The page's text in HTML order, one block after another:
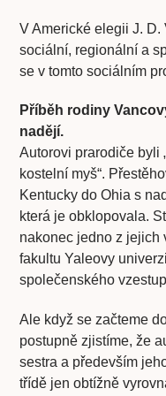
V Americké elegii J.
sociální, regionální a
se v tomto sociálním
Příběh rodiny
nadějí.
Autorovi prarodiče byli
kostelní myš“.
Kentucky do Ohia s
která je obklopovala.
nakonec jedno z jejich
fakultu Yaleovy
společenského
Ale když se začteme
postupně zjistíme, že
sestra a především
třídě jen obtížně